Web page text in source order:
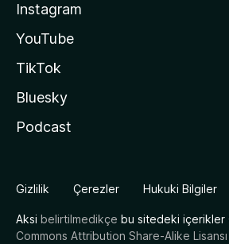
Instagram
YouTube
TikTok
Bluesky
Podcast
Gizlilik Çerezler Hukuki Bilgiler
Aksi belirtilmedikçe bu sitedeki içerikler
Commons Attribution Share-Alike